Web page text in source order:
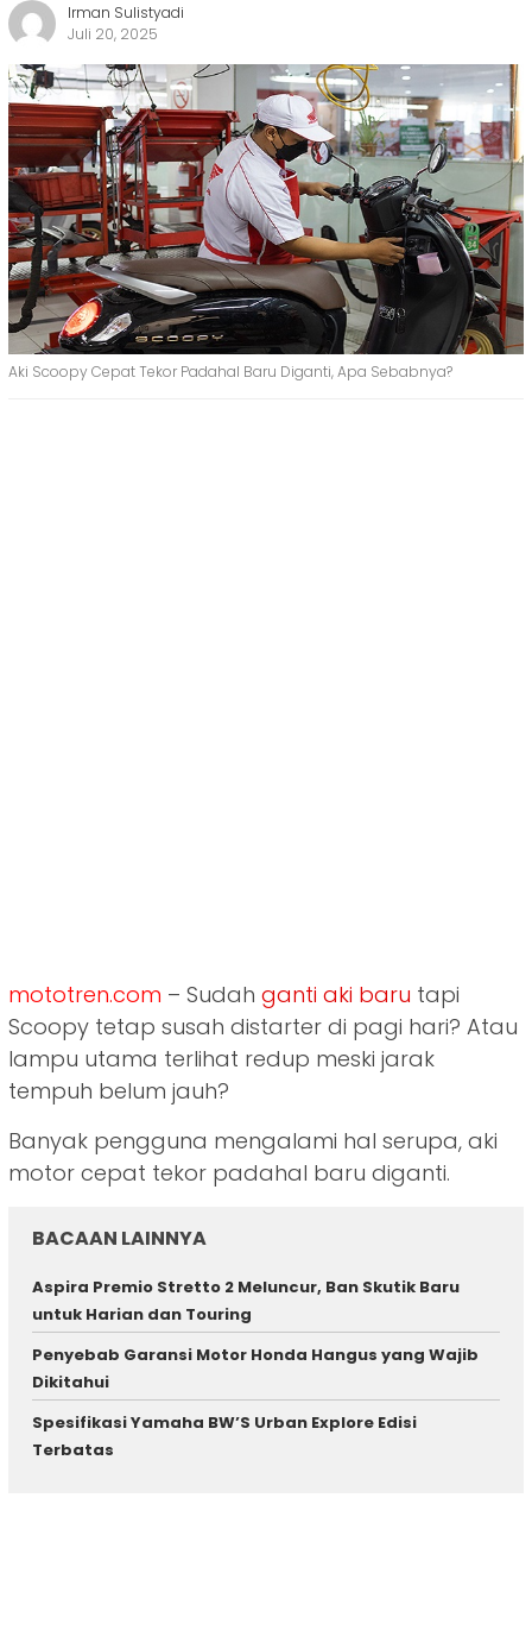
Irman Sulistyadi
Juli 20, 2025
Aki Scoopy Cepat Tekor Padahal Baru Diganti, Apa Sebabnya?
mototren.com – Sudah ganti aki baru tapi
Scoopy tetap susah distarter di pagi hari? Atau
lampu utama terlihat redup meski jarak
tempuh belum jauh?
Banyak pengguna mengalami hal serupa, aki
motor cepat tekor padahal baru diganti.
BACAAN LAINNYA
Aspira Premio Stretto 2 Meluncur, Ban Skutik Baru
untuk Harian dan Touring
Penyebab Garansi Motor Honda Hangus yang Wajib
Dikitahui
Spesifikasi Yamaha BW’S Urban Explore Edisi
Terbatas